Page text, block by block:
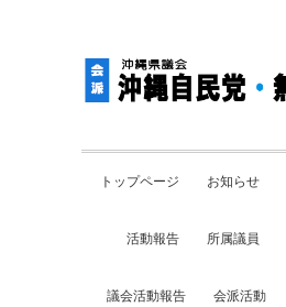
トップページ お知らせ
活動報告 所属議員
議会活動報告 会派活動